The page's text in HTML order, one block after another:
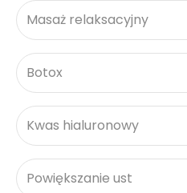
Masaż relaksacyjny
Botox
Kwas hialuronowy
Powiększanie ust